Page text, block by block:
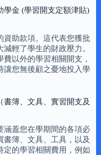
學金 (學習開支定額津貼)
資助款項。這代表您獲批
輕了學生的財政壓力。
以外的學習相關開支，
讓您無後顧之憂地投入學
簿、文具、實習開支及
涵蓋您在學期間的各項必
簿、文具、工具，以及
定的學習相關費用，例如